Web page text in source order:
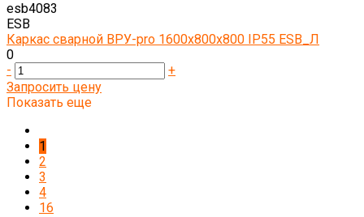
esb4083
ESB
Каркас сварной ВРУ-pro 1600х800х800 IP55 ESB_Л
0
-
+
Запросить цену
Показать еще
1
2
3
4
16